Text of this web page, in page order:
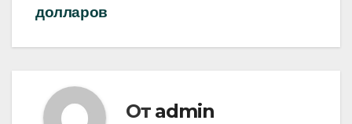
долларов
От admin